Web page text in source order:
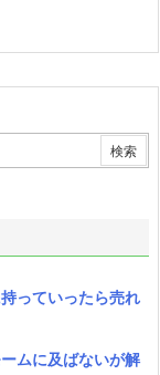
っていったら売れ
ムに及ばないが解